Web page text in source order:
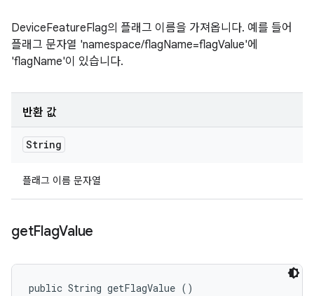
DeviceFeatureFlag의 플래그 이름을 가져옵니다. 예를 들어
플래그 문자열 'namespace/flagName=flagValue'에
'flagName'이 있습니다.
반환 값
String
플래그 이름 문자열
getFlagValue
public String getFlagValue ()